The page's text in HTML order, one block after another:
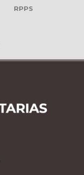
RPPS